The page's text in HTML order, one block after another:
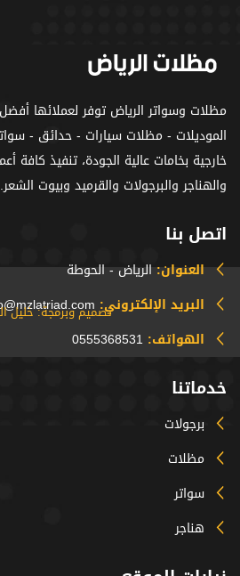
مظلات وسواتر الرياض توفر لعملائها
الموديلات - مظلات سيارات - حدائق -
خارجية بخامات عالية الجودة، تنفيذ كافة
والهناجر والبرجولات والقرميد وبيوت الشعر.
اتصل بنا
العنوان:الرياض - الحوطة
البريد الإلكتروني:
الهواتف: 0555368531
خدماتنا
برجولات
مظلات
سواتر
هناجر
تصميم وبرمجة: خليل